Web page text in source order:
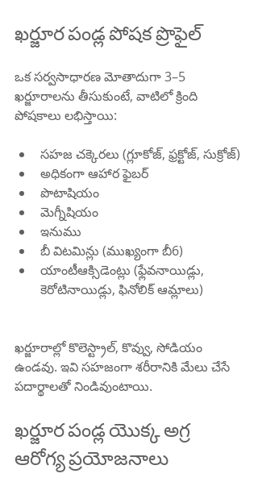
ఖర్జూర పండ్ల పోషక ప్రొఫైల్
ఒక సర్వసాధారణ మోతాదుగా 3–5
ఖర్జూరాలను తీసుకుంటే, వాటిలో క్రింది
పోషకాలు లభిస్తాయి:
సహజ చక్కెరలు (గ్లూకోజ్, ఫ్రక్టోజ్, సుక్రోజ్)
అధికంగా ఆహార ఫైబర్
పొటాషియం
మెగ్నీషియం
ఇనుము
బీ విటమిన్లు (ముఖ్యంగా బీ6)
యాంటీఆక్సిడెంట్లు (ఫ్లేవనాయిడ్లు,
కెరోటినాయిడ్లు, ఫినోలిక్ ఆమ్లాలు)
ఖర్జూరాల్లో కొలెస్ట్రాల్, కొవ్వు, సోడియం
ఉండవు. ఇవి సహజంగా శరీరానికి మేలు చేసే
పదార్థాలతో నిండివుంటాయి.
ఖర్జూర పండ్ల యొక్క అగ్ర
ఆరోగ్య ప్రయోజనాలు